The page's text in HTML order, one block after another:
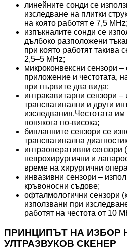
линейните сонди се
изследване на плитки
на която работят е 7,5 MHz;
изпъкналите сонди се
дълбоко разположени
при която работят такива
2,5–5 MHz;
микроконвексни сензори –
приложение и честотата,
при първите два вида;
интракавитарни сензори –
трансвагинални и други
изследвания.Честотата
понякога по-висока;
бипланните сензори се
трансвагинална
интраоперативни сензори
неврохирургични и
време на хирургични
инвазивни сензори –
кръвоносни съдове;
офталмологични сензори
използвани при
работят на честота от 10
ПРИНЦИПЪТ НА ИЗБОР
УЛТРАЗВУКОВ СКЕНЕР